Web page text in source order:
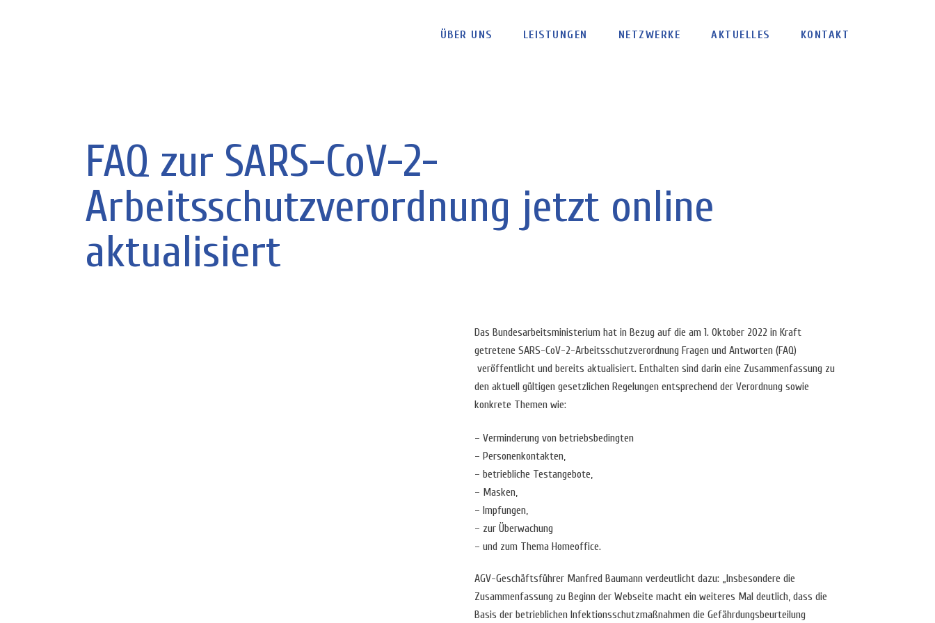
ÜBER UNS LEISTUNGEN NETZWERKE AKTUELLES KONTAKT
FAQ zur SARS-CoV-2-
Arbeitsschutzverordnung jetzt online
aktualisiert
Das Bundesarbeitsministerium hat in Bezug auf die am 1. Oktober 2022 in Kraft
getretene SARS-CoV-2-Arbeitsschutzverordnung Fragen und Antworten (FAQ)
veröffentlicht und bereits aktualisiert. Enthalten sind darin eine Zusammenfassung zu
den aktuell gültigen gesetzlichen Regelungen entsprechend der Verordnung sowie
konkrete Themen wie:
– Verminderung von betriebsbedingten
– Personenkontakten,
– betriebliche Testangebote,
– Masken,
– Impfungen,
– zur Überwachung
– und zum Thema Homeoffice.
AGV-Geschäftsführer Manfred Baumann verdeutlicht dazu: „Insbesondere die
Zusammenfassung zu Beginn der Webseite macht ein weiteres Mal deutlich, dass die
Basis der betrieblichen Infektionsschutzmaßnahmen die Gefährdungsbeurteilung